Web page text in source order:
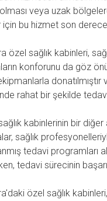
olması veya uzak
için bu hizmet son
özel sağlık kabinleri,
konforunu da göz
rahat bir şekilde
kabinlerinin bir
sağlık
tedavi programları
tedavi sürecinin
özel sağlık